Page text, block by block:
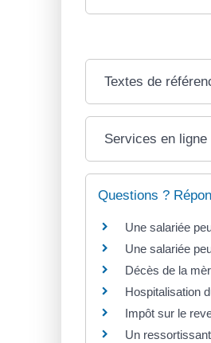
Textes de
Services en
Questions ?
Une salariée
Une salariée
Décès de la
Hospitalisation
Impôt sur le
Un